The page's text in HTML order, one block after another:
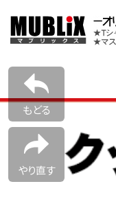
もどる
やり直す